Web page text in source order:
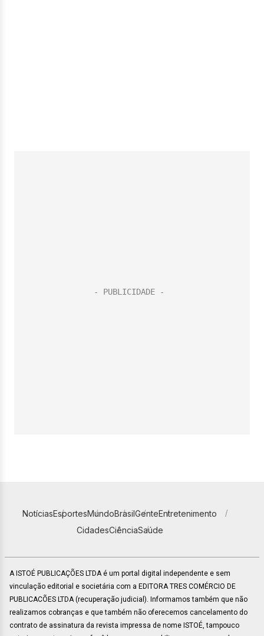
NotíciasEsportesMundoBrasilGenteEntretenimento
CidadesCiênciaSaúde
A ISTOÉ PUBLICAÇÕES LTDA é um portal digital independente e sem
vinculação editorial e societária com a EDITORA TRES COMÉRCIO DE
PUBLICACÕES LTDA (recuperação judicial). Informamos também que não
realizamos cobranças e que também não oferecemos cancelamento do
contrato de assinatura da revista impressa de nome ISTOÉ, tampouco